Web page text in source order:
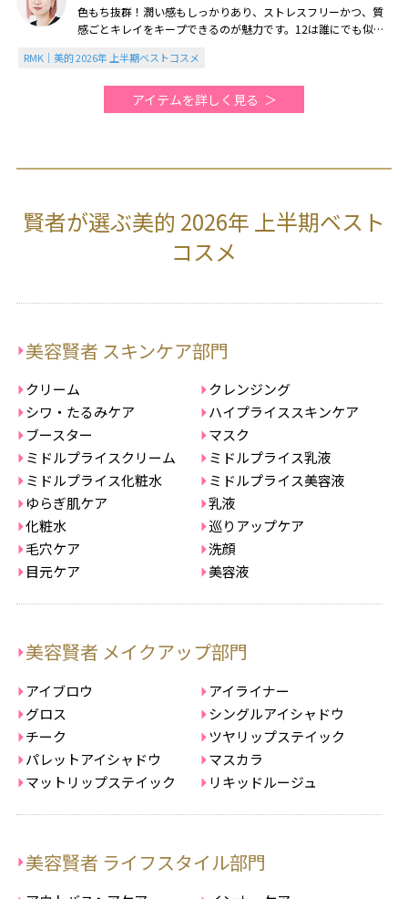
色もち抜群！潤い感もしっかりあり、ストレスフリーかつ、質
感ごとキレイをキープできるのが魅力です。12は誰にでも似合
RMK｜美的 2026年 上半期ベストコスメ
アイテムを詳しく見る
賢者が選ぶ美的 2026年 上半期ベスト
コスメ
美容賢者 スキンケア部門
クリーム
クレンジング
シワ・たるみケア
ハイプライススキンケア
ブースター
マスク
ミドルプライスクリーム
ミドルプライス乳液
ミドルプライス化粧水
ミドルプライス美容液
ゆらぎ肌ケア
乳液
化粧水
巡りアップケア
毛穴ケア
洗顔
目元ケア
美容液
美容賢者 メイクアップ部門
アイブロウ
アイライナー
グロス
シングルアイシャドウ
チーク
ツヤリップステイック
パレットアイシャドウ
マスカラ
マットリップステイック
リキッドルージュ
美容賢者 ライフスタイル部門